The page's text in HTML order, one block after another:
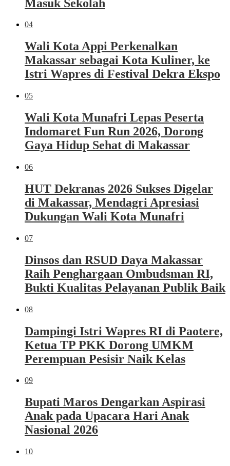
Masuk Sekolah
04
Wali Kota Appi Perkenalkan
Makassar sebagai Kota Kuliner, ke
Istri Wapres di Festival Dekra Ekspo
05
Wali Kota Munafri Lepas Peserta
Indomaret Fun Run 2026, Dorong
Gaya Hidup Sehat di Makassar
06
HUT Dekranas 2026 Sukses Digelar
di Makassar, Mendagri Apresiasi
Dukungan Wali Kota Munafri
07
Dinsos dan RSUD Daya Makassar
Raih Penghargaan Ombudsman RI,
Bukti Kualitas Pelayanan Publik Baik
08
Dampingi Istri Wapres RI di Paotere,
Ketua TP PKK Dorong UMKM
Perempuan Pesisir Naik Kelas
09
Bupati Maros Dengarkan Aspirasi
Anak pada Upacara Hari Anak
Nasional 2026
10